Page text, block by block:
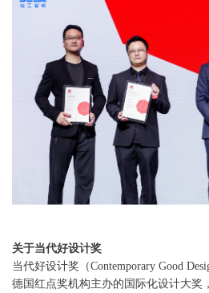
关于当代好设计奖
当代好设计奖（Contemporary Good
德国红点奖机构主办的国际化设计大奖